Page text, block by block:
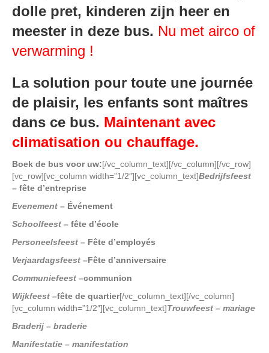
dolle pret, kinderen zijn heer en
meester in deze bus. Nu met airco of
verwarming !
La solution pour toute une journée
de plaisir, les enfants sont maîtres
dans ce bus. Maintenant avec
climatisation ou chauffage.
Boek de bus voor uw:[/vc_column_text][/vc_column][/vc_row]
[vc_row][vc_column width=”1/2″][vc_column_text]Bedrijfsfeest
– fête d’entreprise
Evenement – Événement
Schoolfeest – fête d’école
Personeelsfeest – Fête d’employés
Verjaardagsfeest –Fête d’anniversaire
Communiefeest –communion
Wijkfeest –fête de quartier[/vc_column_text][/vc_column]
[vc_column width=”1/2″][vc_column_text]Trouwfeest – mariage
Braderij – braderie
Manifestatie – manifestation